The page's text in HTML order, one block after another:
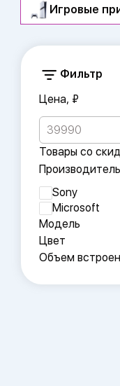
Игровые
Фильтр
Цена, ₽
Товары со
Производитель
Sony
Microsoft
Модель
Цвет
Объем